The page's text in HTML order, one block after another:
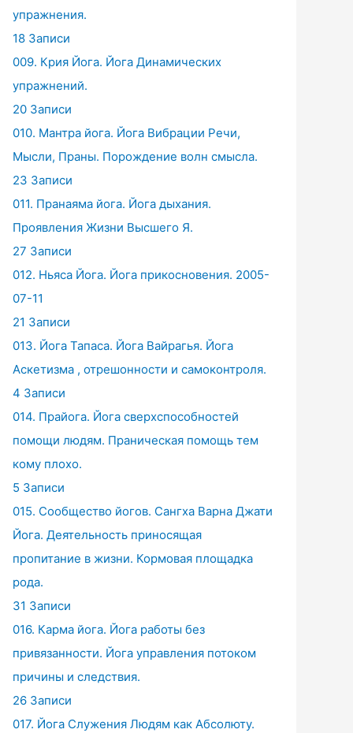
упражнения.
18 Записи
009. Крия Йога. Йога Динамических
упражнений.
20 Записи
010. Мантра йога. Йога Вибрации Речи,
Мысли, Праны. Порождение волн смысла.
23 Записи
011. Пранаяма йога. Йога дыхания.
Проявления Жизни Высшего Я.
27 Записи
012. Ньяса Йога. Йога прикосновения. 2005-
07-11
21 Записи
013. Йога Тапаса. Йога Вайрагья. Йога
Аскетизма , отрешонности и самоконтроля.
4 Записи
014. Прайога. Йога сверхспособностей
помощи людям. Праническая помощь тем
кому плохо.
5 Записи
015. Сообщество йогов. Сангха Варна Джати
Йога. Деятельность приносящая
пропитание в жизни. Кормовая площадка
рода.
31 Записи
016. Карма йога. Йога работы без
привязанности. Йога управления потоком
причины и следствия.
26 Записи
017. Йога Служения Людям как Абсолюту.